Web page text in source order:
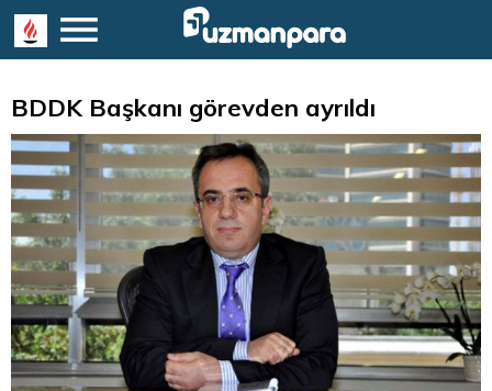
BDDK Başkanı görevden ayrıldı